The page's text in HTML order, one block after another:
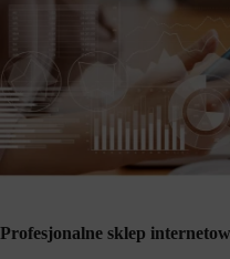
Profesjonalne sklep